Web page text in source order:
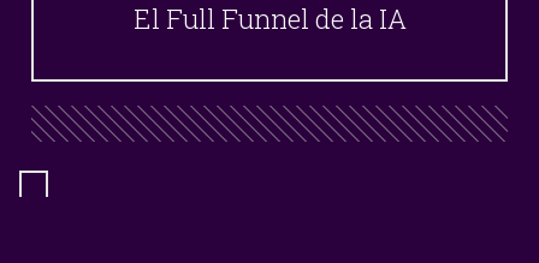
El Full Funnel de la IA